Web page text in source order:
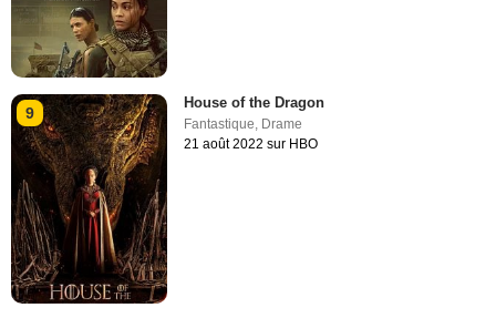
9
House of the Dragon
Fantastique, Drame
21 août 2022 sur HBO